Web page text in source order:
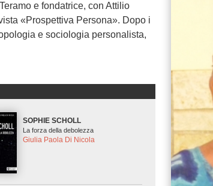
e fondatrice, con Attilio
«Prospettiva Persona». Dopo i
e sociologia personalista,
SOPHIE SCHOLL
La forza della debolezza
Giulia Paola Di Nicola